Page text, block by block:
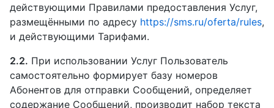
действующими Правилами предоставления Услуг,
размещёнными по адресу https://sms.ru/oferta/rules,
и действующими Тарифами.
2.2. При использовании Услуг Пользователь
самостоятельно формирует базу номеров
Абонентов для отправки Сообщений, определяет
содержание Сообщений, производит набор текста